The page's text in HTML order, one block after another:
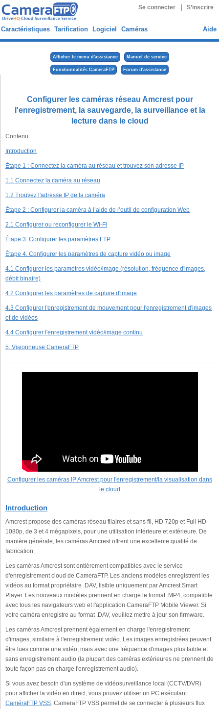
Se connecter S’inscrire
Caractéristiques Tarification Logiciel Caméras Aide
Afficher le menu d'assistance Manuel de service
Fonctionnalités CameraFTP Forum d'assistance
Configurer les caméras réseau Amcrest pour
l'enregistrement, la sauvegarde, la surveillance et la
lecture dans le cloud
Contenu
Introduction
Étape 1 : Connectez la caméra au réseau et trouvez son adresse IP
1.1 Connectez la caméra au réseau
1.2 Trouvez l'adresse IP de la caméra
Étape 2 : Configurer la caméra à l’aide de l’outil de configuration Web
2.1 Configurer ou reconfigurer le Wi-Fi
Étape 3. Configurer les paramètres FTP
Étape 4. Configurer les paramètres de capture vidéo ou image
4.1 Configurer les paramètres vidéo/image (résolution, fréquence d'images,
débit binaire)
4.2 Configurer les paramètres de capture d'image
4.3 Configurer l'enregistrement de mouvement pour l'enregistrement d'images
et de vidéos
4.4 Configurer l'enregistrement vidéo/image continu
5. Visionneuse CameraFTP
Configurer les caméras IP Amcrest pour l'enregistrement/la visualisation dans
le cloud
Introduction
Amcrest propose des caméras réseau filaires et sans fil, HD 720p et Full HD
1080p, de 3 et 4 mégapixels, pour une utilisation intérieure et extérieure. De
manière générale, les caméras Amcrest offrent une excellente qualité de
fabrication.
Les caméras Amcrest sont entièrement compatibles avec le service
d'enregistrement cloud de CameraFTP. Les anciens modèles enregistrent les
vidéos au format propriétaire .DAV, lisible uniquement par Amcrest Smart
Player. Les nouveaux modèles prennent en charge le format .MP4, compatible
avec tous les navigateurs web et l'application CameraFTP Mobile Viewer. Si
votre caméra enregistre au format .DAV, veuillez mettre à jour son firmware.
Les caméras Amcrest prennent également en charge l'enregistrement
d'images, similaire à l'enregistrement vidéo. Les images enregistrées peuvent
être lues comme une vidéo, mais avec une fréquence d'images plus faible et
sans enregistrement audio (la plupart des caméras extérieures ne prennent de
toute façon pas en charge l'enregistrement audio).
Si vous avez besoin d'un système de vidéosurveillance local (CCTV/DVR)
pour afficher la vidéo en direct, vous pouvez utiliser un PC exécutant
CaméraFTP VSS. CameraFTP VSS permet de se connecter à plusieurs flux